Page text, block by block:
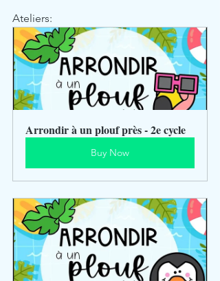
Ateliers:
Arrondir à un plouf près - 2e cycle
Buy Now